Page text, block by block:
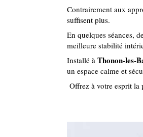
Contrairement aux
suffisent plus.
En quelques séances,
meilleure stabilité
Installé à Thonon-les-
un espace calme et
Offrez à votre esprit la